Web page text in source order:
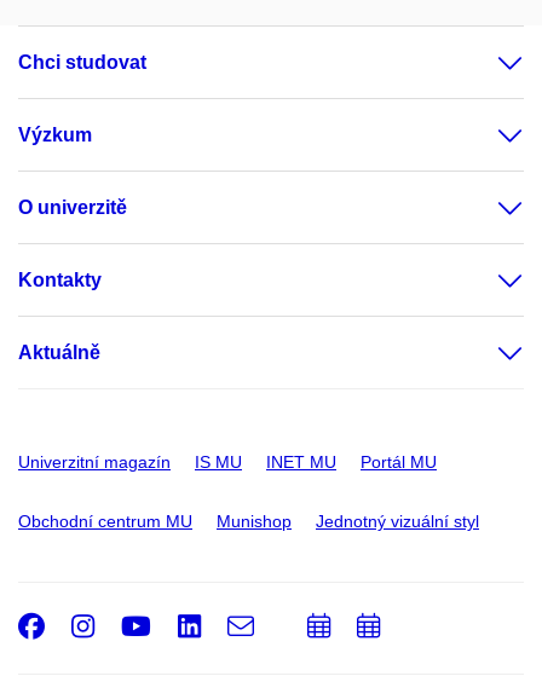
Chci studovat
Výzkum
O univerzitě
Kontakty
Aktuálně
Univerzitní magazín IS MU INET MU Portál MU
Obchodní centrum MU Munishop Jednotný vizuální styl
Facebook
Instagram
Youtube
LinkedIn
e-
PřidatPřidat